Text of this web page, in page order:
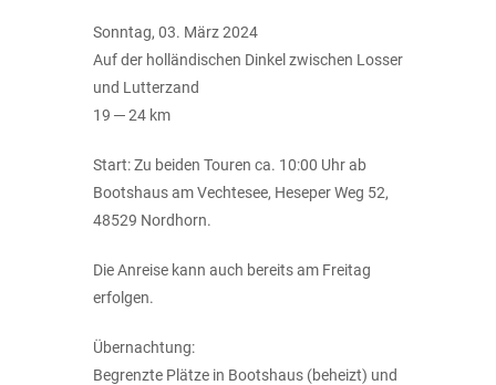
Sonntag, 03. März 2024
Auf der holländischen Dinkel zwischen Losser
und Lutterzand
19 ─ 24 km
Start: Zu beiden Touren ca. 10:00 Uhr ab
Bootshaus am Vechtesee, Heseper Weg 52,
48529 Nordhorn.
Die Anreise kann auch bereits am Freitag
erfolgen.
Übernachtung:
Begrenzte Plätze in Bootshaus (beheizt) und